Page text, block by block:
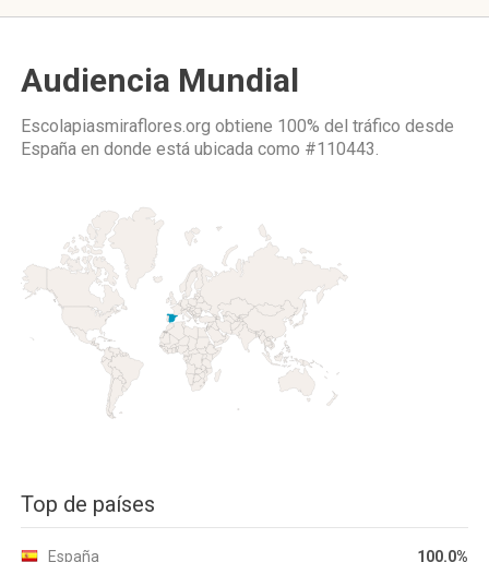
Audiencia Mundial
Escolapiasmiraflores.org obtiene 100% del tráfico desde
España en donde está ubicada como #110443.
Top de países
España 100.0%